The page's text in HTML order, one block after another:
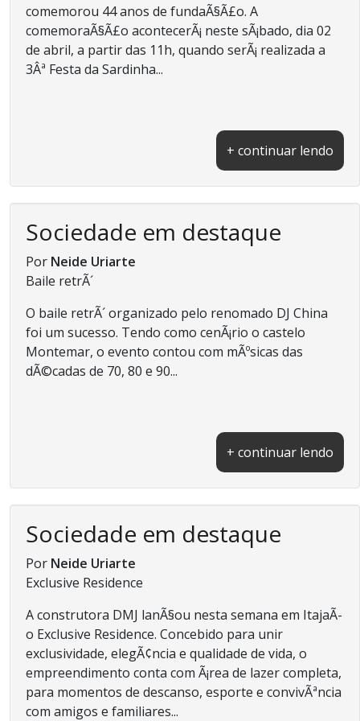
comemorou 44 anos de fundaÃ§Ã£o. A
comemoraÃ§Ã£o acontecerÃ¡ neste sÃ¡bado, dia 02
de abril, a partir das 11h, quando serÃ¡ realizada a
3Âª Festa da Sardinha...
+ continuar lendo
Sociedade em destaque
Por Neide Uriarte
Baile retrÃ´
O baile retrÃ´ organizado pelo renomado DJ China
foi um sucesso. Tendo como cenÃ¡rio o castelo
Montemar, o evento contou com mÃºsicas das
dÃ©cadas de 70, 80 e 90...
+ continuar lendo
Sociedade em destaque
Por Neide Uriarte
Exclusive Residence
A construtora DMJ lanÃ§ou nesta semana em ItajaÃ­
o Exclusive Residence. Concebido para unir
exclusividade, elegÃ¢ncia e qualidade de vida, o
empreendimento conta com Ã¡rea de lazer completa,
para momentos de descanso, esporte e convivÃªncia
com amigos e familiares...